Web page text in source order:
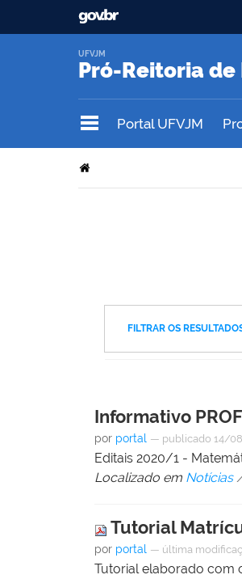
Pró-Reitoria de
UFVJM
Portal UFVJM
FILTRAR OS
Informativo
por portal — publicado 14/
Editais 2020/1 -
Localizado em Notícias
Tutorial
por portal — última
Tutorial elaborado com